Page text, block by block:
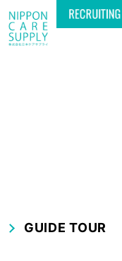
SPECIAL
GUIDE TOUR